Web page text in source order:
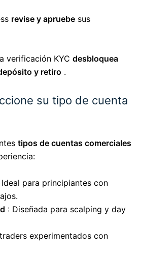
revise y apruebe sus
verificación KYC desbloquea
y retiro .
su tipo de cuenta
tipos de cuentas comerciales
Ideal para principiantes con
: Diseñada para scalping y day
experimentados con